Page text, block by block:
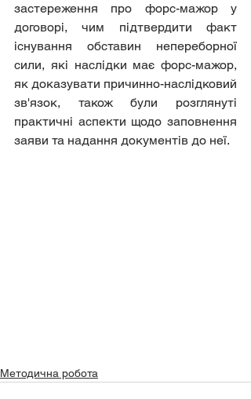
застереження про форс-мажор у
договорі, чим підтвердити факт
існування обставин непереборної
сили, які наслідки має форс-мажор,
як доказувати причинно-наслідковий
зв'язок, також були розглянуті
практичні аспекти щодо заповнення
заяви та надання документів до неї.
Методична робота